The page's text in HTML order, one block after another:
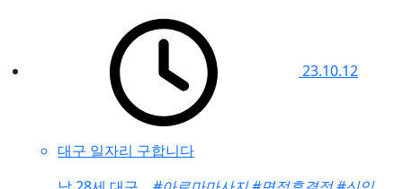
23.10.12
대구 일자리 구합니다